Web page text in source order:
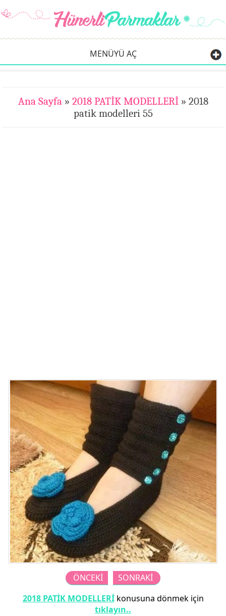
MENÜYÜ AÇ
Ana Sayfa» 2018 PATİK MODELLERİ» 2018
patik modelleri 55
ÖNCEKİ
SONRAKİ
2018 PATİK MODELLERİkonusuna dönmek için
tıklayın..